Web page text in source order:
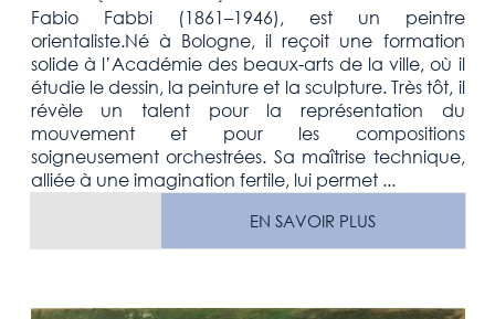
Fabio Fabbi (1861–1946), est un peintre
orientaliste.Né à Bologne, il reçoit une formation
solide à l’Académie des beaux-arts de la ville, où il
étudie le dessin, la peinture et la sculpture. Très tôt, il
révèle un talent pour la représentation du
mouvement et pour les compositions
soigneusement orchestrées. Sa maîtrise technique,
alliée à une imagination fertile, lui permet ...
EN SAVOIR PLUS